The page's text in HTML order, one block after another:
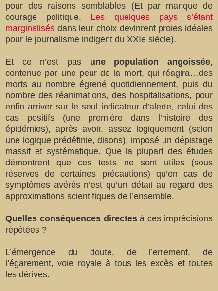
pour des raisons semblables (Et par manque de
courage politique. Les quelques pays s’étant
marginalisés dans leur choix devinrent proies idéales
pour le journalisme indigent du XXIe siècle).
Et ce n’est pas une population angoissée,
contenue par une peur de la mort, qui réagira…des
morts au nombre égrené quotidiennement, puis du
nombre des réanimations, des hospitalisations, pour
enfin arriver sur le seul indicateur d’alerte, celui des
cas positifs (une première dans l’histoire des
épidémies), après avoir, assez logiquement (selon
une logique prédéfinie, disons), imposé un dépistage
massif et systématique. Que la plupart des études
démontrent que ces tests ne sont utiles (sous
réserves de certaines précautions) qu’en cas de
symptômes avérés n’est qu’un détail au regard des
approximations scientifiques de l’ensemble.
Quelles conséquences directesà ces imprécisions
répétées ?
L’émergence du doute, de l’errement, de
l’égarement, voie royale à tous les excès et toutes
les dérives.